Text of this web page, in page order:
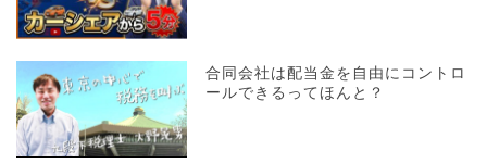
合同会社は配当金を自由にコントロ
ールできるってほんと？